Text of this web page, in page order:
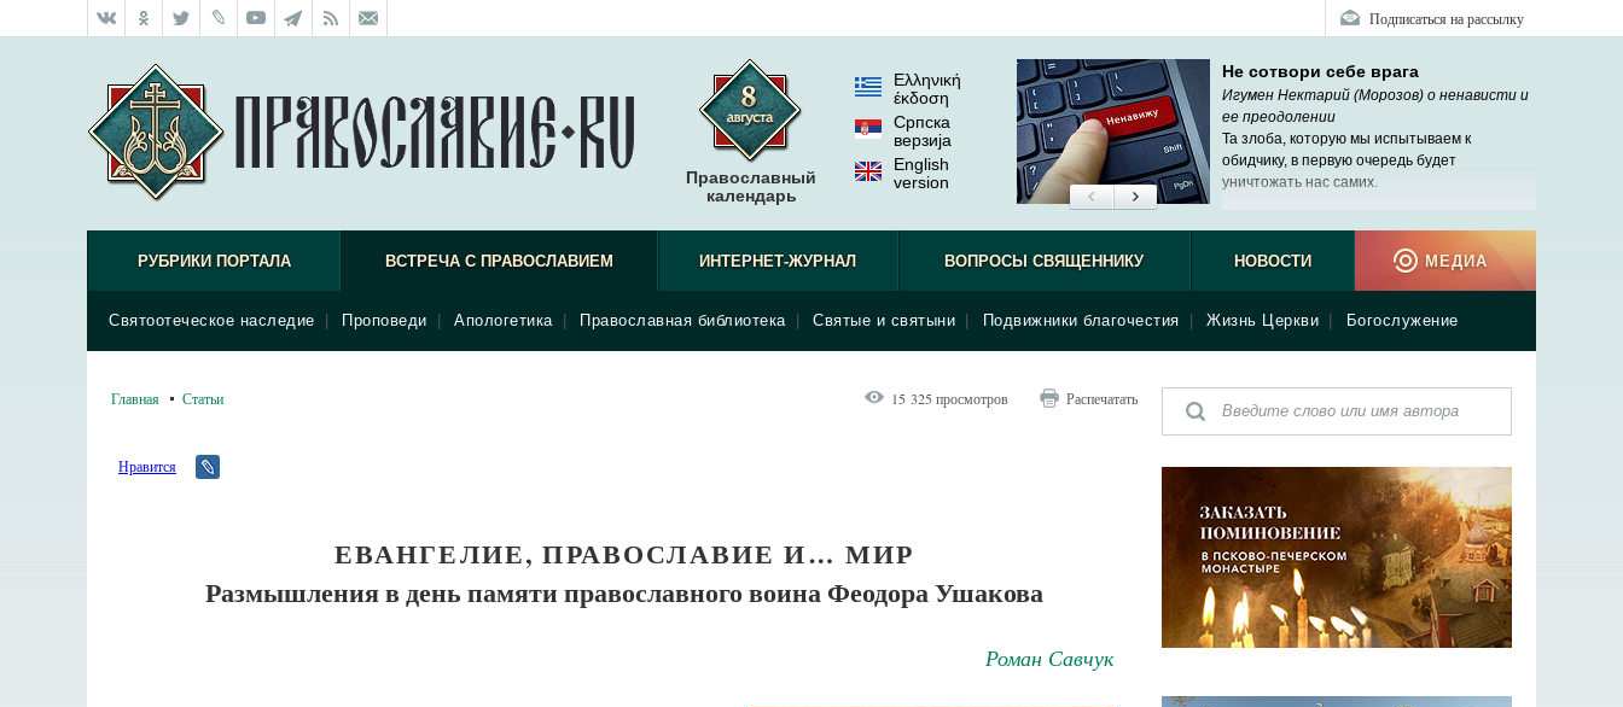
Подписаться на рассылку
Православный
календарь
Ελληνική
έκδοση
Српска
верзиjа
English
version
Не сотвори себе врага
Игумен Нектарий (Морозов) о ненависти и
ее преодолении
Та злоба, которую мы испытываем к
обидчику, в первую очередь будет
уничтожать нас самих.
РУБРИКИ ПОРТАЛА ВСТРЕЧА С ПРАВОСЛАВИЕМ
Святоотеческое наследие Проповеди Апологетика Православная библиотека Святые и святыни Подвижники благочестия Жизнь Церкви Богослужение
ИНТЕРНЕТ-ЖУРНАЛ ВОПРОСЫ СВЯЩЕННИКУ НОВОСТИ МЕДИА
Главная Статьи 15 325 просмотров Распечатать
Нравится
ЕВАНГЕЛИЕ, ПРАВОСЛАВИЕ И… МИР
Размышления в день памяти православного воина Феодора Ушакова
Роман Савчук